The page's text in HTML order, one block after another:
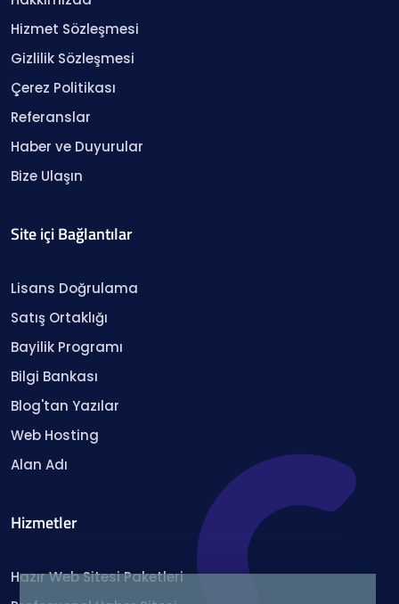
Hizmet Sözleşmesi
Gizlilik Sözleşmesi
Çerez Politikası
Referanslar
Haber ve Duyurular
Bize Ulaşın
Site içi Bağlantılar
Lisans Doğrulama
Satış Ortaklığı
Bayilik Programı
Bilgi Bankası
Blog'tan Yazılar
Web Hosting
Alan Adı
Hizmetler
Hazır Web Sitesi Paketleri